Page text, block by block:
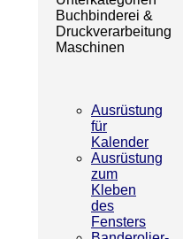
Buchbinderei &
Druckverarbeitung
Maschinen
Ausrüstung
für
Kalender
Ausrüstung
zum
Kleben
des
Fensters